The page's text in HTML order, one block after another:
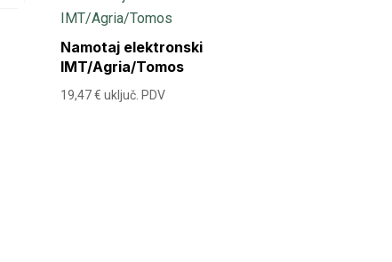
Namotaj elektronski
IMT/Agria/Tomos
19,47€ uključ. PDV